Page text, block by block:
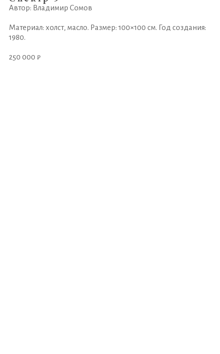
Автор: Владимир Сомов
Материал: холст, масло. Размер: 100×100 см. Год создания:
1980.
250 000 ₽